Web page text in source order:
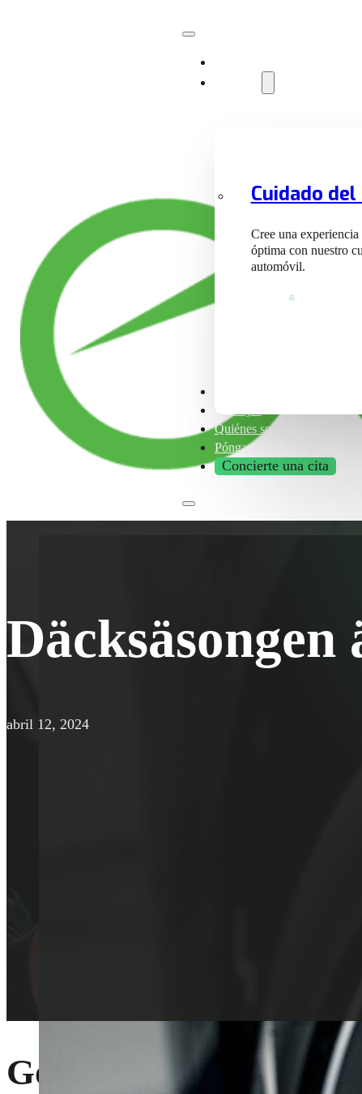
Cuidado
Cree una
óptima con nuestro
automóvil.
Quiénes somos
Póngase en contacto con
Concierte una cita
Däcksäsongen
abril 12, 2024
Goda nyheter för